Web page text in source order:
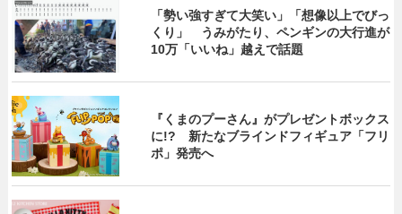
「勢い強すぎて大笑い」「想像以上でびっ
くり」 うみがたり、ペンギンの大行進が
10万「いいね」越えで話題
『くまのプーさん』がプレゼントボックス
に!? 新たなブラインドフィギュア「フリ
ポ」発売へ